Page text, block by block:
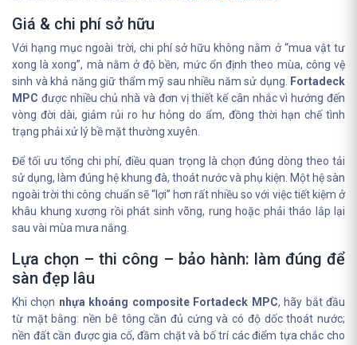
Giá & chi phí sở hữu
Với hạng mục ngoài trời, chi phí sở hữu không nằm ở “mua vật tư
xong là xong”, mà nằm ở độ bền, mức ổn định theo mùa, công vệ
sinh và khả năng giữ thẩm mỹ sau nhiều năm sử dụng.
Fortadeck
MPC được nhiều chủ nhà và đơn vị thiết kế cân nhắc vì hướng đến
vòng đời dài, giảm rủi ro hư hỏng do ẩm, đồng thời hạn chế tình
trạng phải xử lý bề mặt thường xuyên.
Để tối ưu tổng chi phí, điều quan trọng là chọn đúng dòng theo tải
sử dụng, làm đúng hệ khung đà, thoát nước và phụ kiện. Một hệ sàn
ngoài trời thi công chuẩn sẽ “lợi” hơn rất nhiều so với việc tiết kiệm ở
khâu khung xương rồi phát sinh võng, rung hoặc phải tháo lắp lại
sau vài mùa mưa nắng.
Lựa chọn – thi công – bảo hành: làm đúng để
sàn đẹp lâu
Khi chọn nhựa khoáng composite Fortadeck MPC, hãy bắt đầu
từ mặt bằng: nền bê tông cần đủ cứng và có độ dốc thoát nước;
nền đất cần được gia cố, đầm chặt và bố trí các điểm tựa chắc cho